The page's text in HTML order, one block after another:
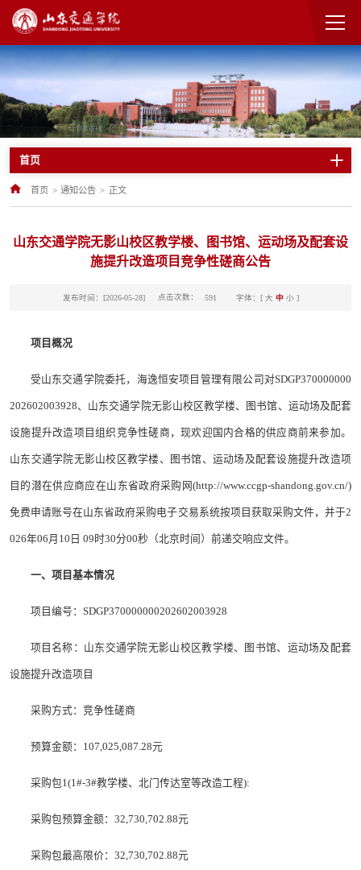
首页
首页 > 通知公告 > 正文
山东交通学院无影山校区教学楼、图书馆、运动场及配套设
施提升改造项目竞争性磋商公告
发布时间：[2026-05-28] 点击次数： 591 字体：[ 大 中 小]
项目概况
受山东交通学院委托，海逸恒安项目管理有限公司对SDGP370000000
202602003928、山东交通学院无影山校区教学楼、图书馆、运动场及配套
设施提升改造项目组织竞争性磋商，现欢迎国内合格的供应商前来参加。
山东交通学院无影山校区教学楼、图书馆、运动场及配套设施提升改造项
目的潜在供应商应在山东省政府采购网(http://www.ccgp-shandong.gov.cn/)
免费申请账号在山东省政府采购电子交易系统按项目获取采购文件，并于2
026年06月10日 09时30分00秒（北京时间）前递交响应文件。
一、项目基本情况
项目编号：SDGP370000000202602003928
项目名称：山东交通学院无影山校区教学楼、图书馆、运动场及配套
设施提升改造项目
采购方式：竞争性磋商
预算金额：107,025,087.28元
采购包1(1#-3#教学楼、北门传达室等改造工程):
采购包预算金额：32,730,702.88元
采购包最高限价：32,730,702.88元